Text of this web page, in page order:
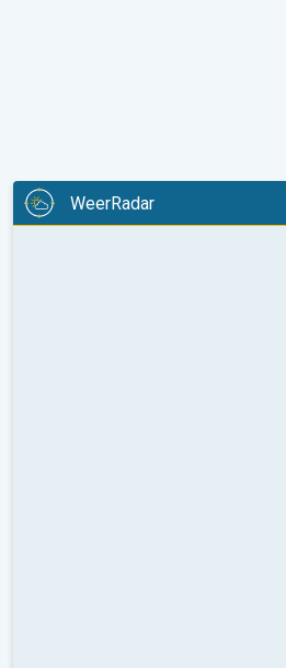
WeerRadar